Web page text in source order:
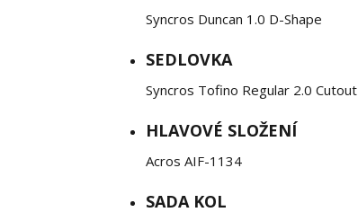
Syncros Duncan 1.0 D-Shape
SEDLOVKA
Syncros Tofino Regular 2.0 Cutout
HLAVOVÉ SLOŽENÍ
Acros AIF-1134
SADA KOL